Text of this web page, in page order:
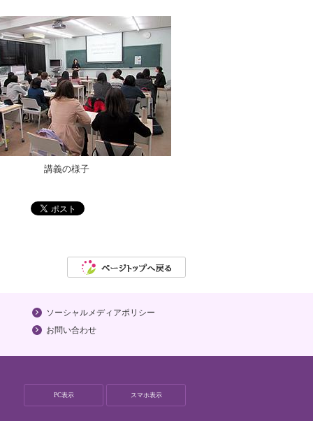
講義の様子
ソーシャルメディアポリシー
お問い合わせ
PC表示 スマホ表示